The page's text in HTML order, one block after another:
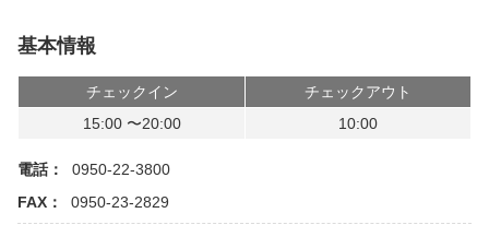
基本情報
チェックイン
チェックアウト
15:00 〜20:00
10:00
電話：
0950-22-3800
FAX：
0950-23-2829